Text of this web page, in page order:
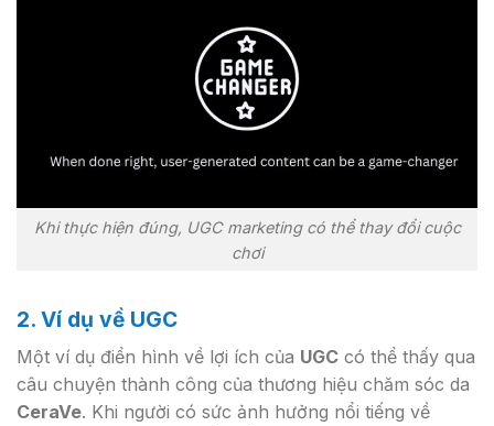
Khi thực hiện đúng, UGC marketing có thể thay đổi cuộc
chơi
2. Ví dụ về UGC
Một ví dụ điển hình về lợi ích của UGC có thể thấy qua
câu chuyện thành công của thương hiệu chăm sóc da
CeraVe. Khi người có sức ảnh hưởng nổi tiếng về